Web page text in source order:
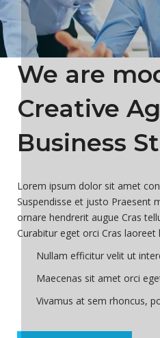
We are
Creative
Business
Lorem ipsum dolor sit amet
Suspendisse et justo Praesent
ornare hendrerit augue Cras
Curabitur eget orci Cras
Nullam efficitur velit ut
Maecenas sit amet orci
Vivamus at sem rhoncus,